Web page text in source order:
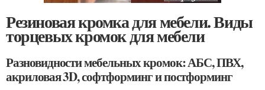
Резиновая кромка для мебели. Виды
торцевых кромок для мебели
Разновидности мебельных кромок: АБС, ПВХ,
акриловая 3D, софтформинг и постформинг